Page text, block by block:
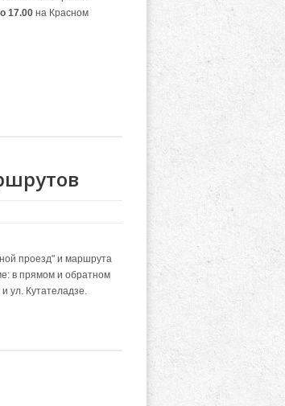
17.00 на Красном
проезд" и маршрута
в прямом и обратном
ул. Кутателадзе.